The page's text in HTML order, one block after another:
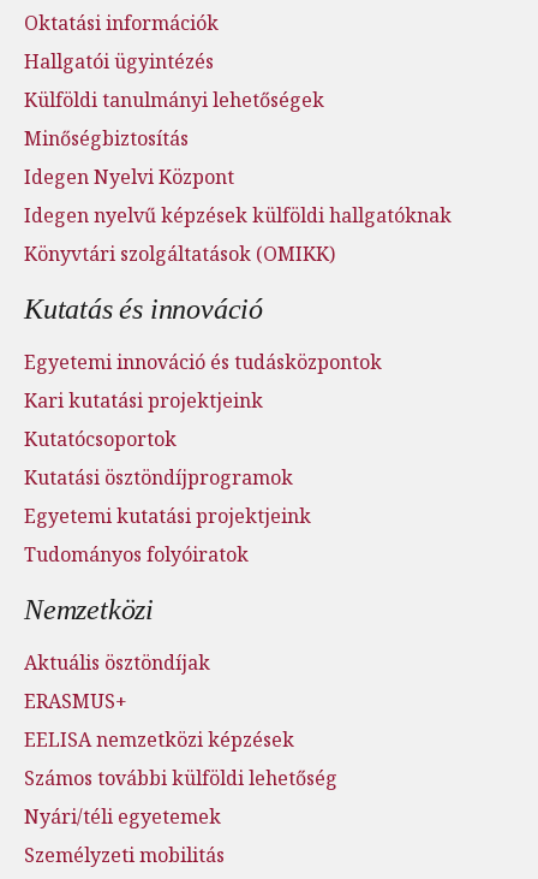
Oktatási információk
Hallgatói ügyintézés
Külföldi tanulmányi lehetőségek
Minőségbiztosítás
Idegen Nyelvi Központ
Idegen nyelvű képzések külföldi hallgatóknak
Könyvtári szolgáltatások (OMIKK)
Kutatás és innováció
Egyetemi innováció és tudásközpontok
Kari kutatási projektjeink
Kutatócsoportok
Kutatási ösztöndíjprogramok
Egyetemi kutatási projektjeink
Tudományos folyóiratok
Nemzetközi
Aktuális ösztöndíjak
ERASMUS+
EELISA nemzetközi képzések
Számos további külföldi lehetőség
Nyári/téli egyetemek
Személyzeti mobilitás